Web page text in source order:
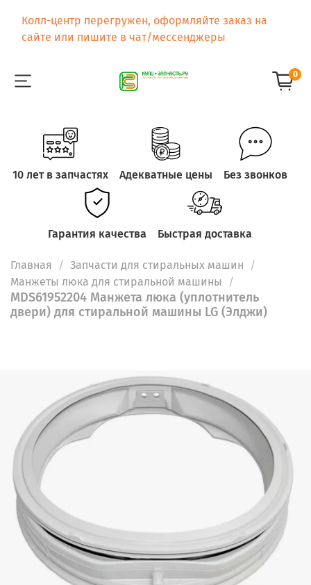
Колл-центр перегружен, оформляйте заказ на
сайте или пишите в чат/мессенджеры
0
10 лет в запчастях Адекватные цены Без звонков
Гарантия качества Быстрая доставка
Главная
Запчасти для стиральных машин
Манжеты люка для стиральной машины
MDS61952204 Манжета люка (уплотнитель
двери) для стиральной машины LG (Элджи)